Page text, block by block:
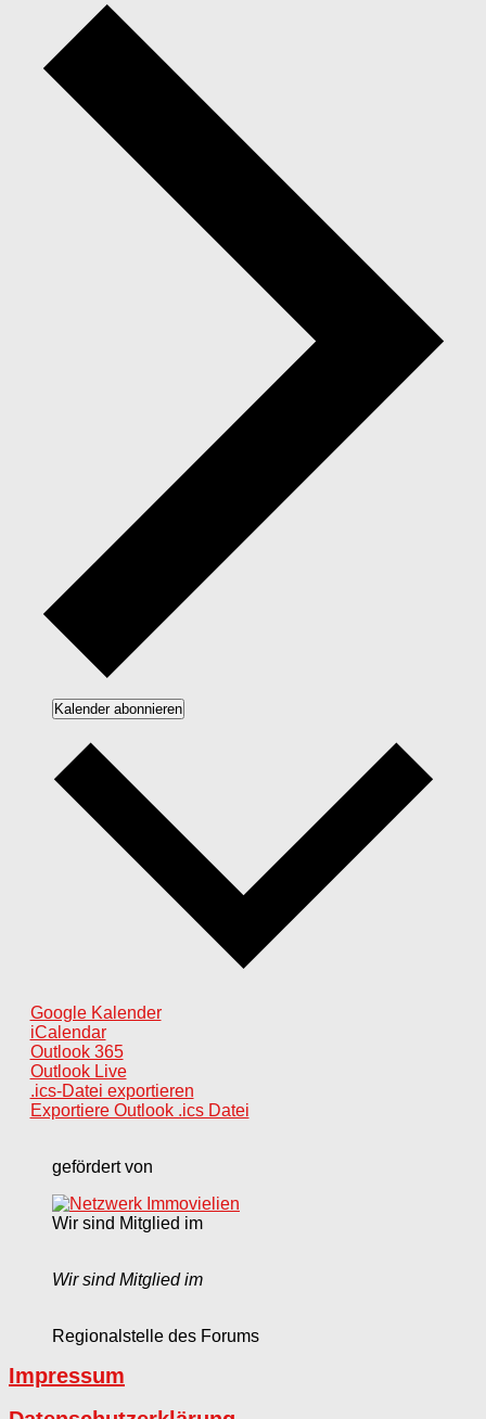
Kalender abonnieren
Google Kalender
iCalendar
Outlook 365
Outlook Live
.ics-Datei exportieren
Exportiere Outlook .ics Datei
gefördert von
Wir sind Mitglied im
Wir sind Mitglied im
Regionalstelle des Forums
Impressum